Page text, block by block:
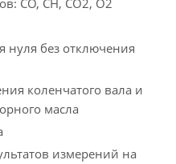
СО, СН, СО2, О2
нуля без отключения
коленчатого вала и
масла
измерений на